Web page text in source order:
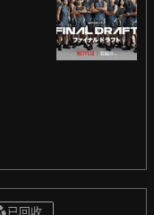
已回收